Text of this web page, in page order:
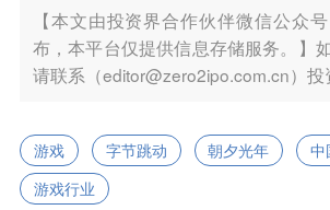
【本文由投资界合作伙伴微信公众
布，本平台仅提供信息存储服务。】
请联系（editor@zero2ipo.com.cn）投
游戏 字节跳动 朝夕光年
中
游戏行业